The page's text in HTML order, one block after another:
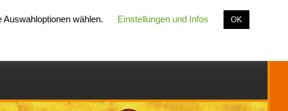
wählen. Einstellungen und Infos OK